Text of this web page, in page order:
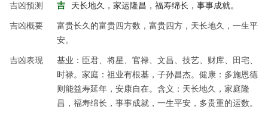
吉凶预测 吉 天长地久，家运隆昌，福寿绵长，事事成就。
吉凶概要
富贵长久的富贵四方数，富贵四方，天长地久，一生平
安。
吉凶表现
基业：臣君、将星、官禄、文昌、技艺、财库、田宅、
时禄。家庭：祖业有根基，子孙昌杰。健康：多施恩德
则能益寿延年，安康自在。含义：天长地久，家庭隆
昌，福寿绵长，事事成就，一生平安，多贵重的运数。